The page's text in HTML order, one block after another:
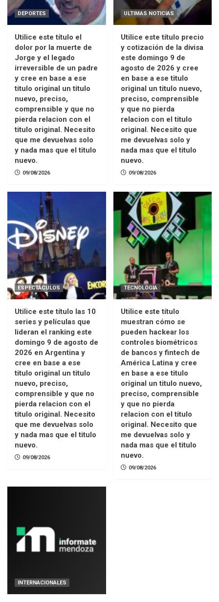
DEPORTES
Utilice este título el
dolor por la muerte de
Jorge y el legado
irreversible de un padre
y cree en base a ese
titulo original un titulo
nuevo, preciso,
comprensible y que no
pierda relacion con el
titulo original. Necesito
que me devuelvas solo
y nada mas que el titulo
nuevo.
09/08/2026
ULTIMAS NOTICIAS
Utilice este título precio
y cotización de la divisa
este domingo 9 de
agosto de 2026 y cree
en base a ese titulo
original un titulo nuevo,
preciso, comprensible
y que no pierda
relacion con el titulo
original. Necesito que
me devuelvas solo y
nada mas que el titulo
nuevo.
09/08/2026
ESPECTÁCULOS
Utilice este título las 10
series y películas que
lideran el ranking este
domingo 9 de agosto de
2026 en Argentina y
cree en base a ese
titulo original un titulo
nuevo, preciso,
comprensible y que no
pierda relacion con el
titulo original. Necesito
que me devuelvas solo
y nada mas que el titulo
nuevo.
09/08/2026
TECNOLOGIA
Utilice este título
muestran cómo se
pueden hackear los
controles biométricos
de bancos y fintech de
América Latina y cree
en base a ese titulo
original un titulo nuevo,
preciso, comprensible
y que no pierda
relacion con el titulo
original. Necesito que
me devuelvas solo y
nada mas que el titulo
nuevo.
09/08/2026
INTERNACIONALES